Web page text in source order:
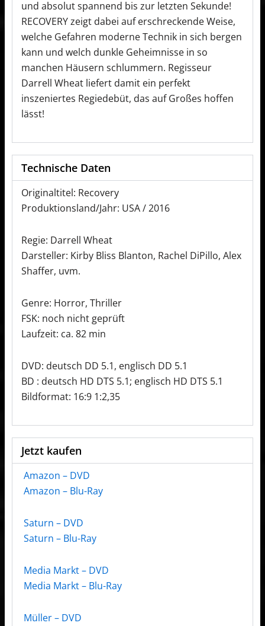
und absolut spannend bis zur letzten Sekunde!
RECOVERY zeigt dabei auf erschreckende Weise,
welche Gefahren moderne Technik in sich bergen
kann und welch dunkle Geheimnisse in so
manchen Häusern schlummern. Regisseur
Darrell Wheat liefert damit ein perfekt
inszeniertes Regiedebüt, das auf Großes hoffen
lässt!
Technische Daten
Originaltitel: Recovery
Produktionsland/Jahr: USA / 2016
Regie: Darrell Wheat
Darsteller: Kirby Bliss Blanton, Rachel DiPillo, Alex
Shaffer, uvm.
Genre: Horror, Thriller
FSK: noch nicht geprüft
Laufzeit: ca. 82 min
DVD: deutsch DD 5.1, englisch DD 5.1
BD : deutsch HD DTS 5.1; englisch HD DTS 5.1
Bildformat: 16:9 1:2,35
Jetzt kaufen
Amazon – DVD
Amazon – Blu-Ray
Saturn – DVD
Saturn – Blu-Ray
Media Markt – DVD
Media Markt – Blu-Ray
Müller – DVD